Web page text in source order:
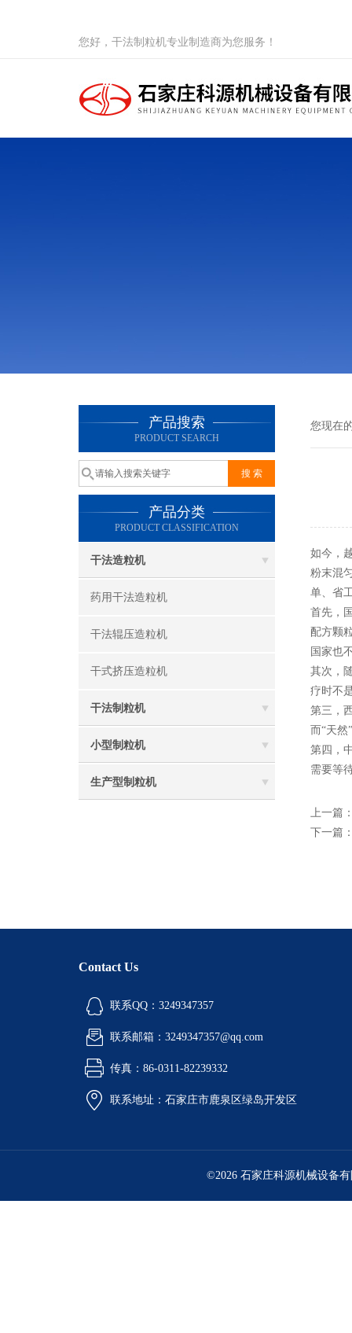
您好，干法制粒机专业制造商为您服务！
产品搜索
PRODUCT SEARCH
产品分类
PRODUCT CLASSIFICATION
干法造粒机
药用干法造粒机
干法辊压造粒机
干式挤压造粒机
干法制粒机
小型制粒机
生产型制粒机
您现在
如今，
粉末混
单、省
首先，
配方颗
国家也
其次，
疗时不
第三，
而“天
第四，
需要等
上一篇
下一篇
Contact Us
联系QQ：3249347357
联系邮箱：3249347357@qq.com
传真：86-0311-82239332
联系地址：石家庄市鹿泉区绿岛开发区
©2026 石家庄科源机械设备